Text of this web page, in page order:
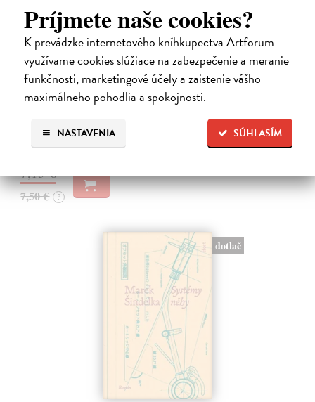
Príjmete naše cookies?
K prevádzke internetového kníhkupectva Artforum
využívame cookies slúžiace na zabezpečenie a meranie
funkčnosti, marketingové účely a zaistenie vášho
maximálneho pohodlia a spokojnosti.
SÚHLASÍM
NASTAVENIA
S ďáblem se nebavím. Ale on se baví se
mnou
Hábl Jan
| Kniha
Kniha Jana Hábla je volně inspirovaná slavným dílem Rady zkušeného
ďábla C. S. Lewise, které autor s úctou připomíná, ale zároveň
přizpůsobuje realitě dneška. V duchu původního formátu starý
pokušitel…
Na sklade ?
7,13 €
7,50 € ?
dotlač